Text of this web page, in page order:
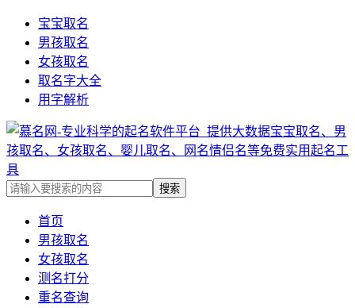
宝宝取名
男孩取名
女孩取名
取名字大全
用字解析
首页
男孩取名
女孩取名
测名打分
重名查询